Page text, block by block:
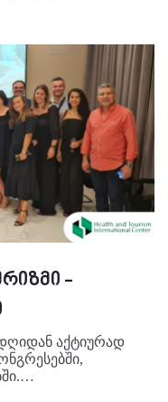
-
დღიდან აქტიურად